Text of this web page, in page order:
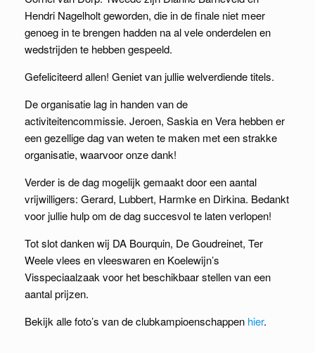
Hendri Nagelholt geworden, die in de finale niet meer
genoeg in te brengen hadden na al vele onderdelen en
wedstrijden te hebben gespeeld.
Gefeliciteerd allen! Geniet van jullie welverdiende titels.
De organisatie lag in handen van de
activiteitencommissie. Jeroen, Saskia en Vera hebben er
een gezellige dag van weten te maken met een strakke
organisatie, waarvoor onze dank!
Verder is de dag mogelijk gemaakt door een aantal
vrijwilligers: Gerard, Lubbert, Harmke en Dirkina. Bedankt
voor jullie hulp om de dag succesvol te laten verlopen!
Tot slot danken wij DA Bourquin, De Goudreinet, Ter
Weele vlees en vleeswaren en Koelewijn’s
Visspeciaalzaak voor het beschikbaar stellen van een
aantal prijzen.
Bekijk alle foto’s van de clubkampioenschappen hier.